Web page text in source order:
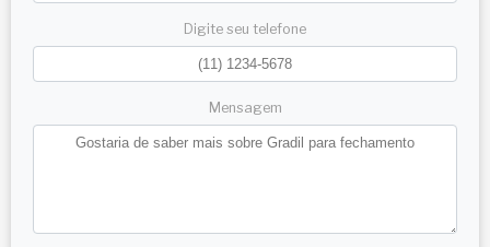
Digite seu telefone
Mensagem